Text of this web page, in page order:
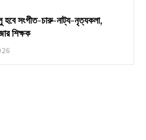
হবে সংগীত-চারু-নাট্য-নৃত্যকলা,
শিক্ষক